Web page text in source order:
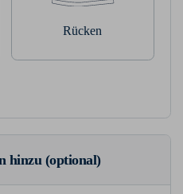
Rücken
hinzu (optional)